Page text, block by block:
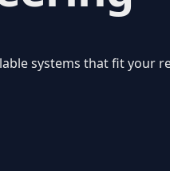
systems that fit your